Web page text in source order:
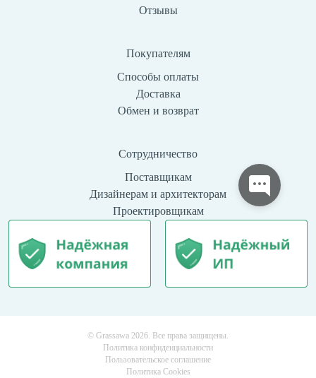
Отзывы
Покупателям
Способы оплаты
Доставка
Обмен и возврат
Сотрудничество
Поставщикам
Дизайнерам и архитекторам
Проектировщикам
© Grassawa 2026. Все права защищены.
Политика конфиденциальности
Пользовательское соглашение
Политика Cookies